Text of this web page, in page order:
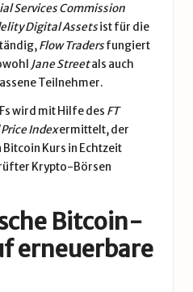
Services Commission
Digital Assetsist für die
Flow Tradersfungiert
Jane Streetals auch
Teilnehmer.
wird mit Hilfe des FT
Indexermittelt, der
Bitcoin Kurs in Echtzeit
Krypto-Börsen
Bitcoin-
erneuerbare